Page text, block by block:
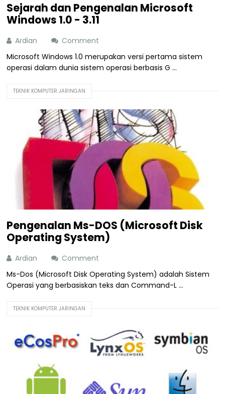
Sejarah dan Pengenalan Microsoft
Windows 1.0 - 3.11
Ardian
Comment
Microsoft Windows 1.0 merupakan versi pertama sistem
operasi dalam dunia sistem operasi berbasis G ...
TEKNIK KOMPUTER JARINGAN
Pengenalan Ms-DOS (Microsoft Disk
Operating System)
Ardian
Comment
Ms-Dos (Microsoft Disk Operating System) adalah Sistem
Operasi yang berbasiskan teks dan Command-L ...
TEKNIK KOMPUTER JARINGAN